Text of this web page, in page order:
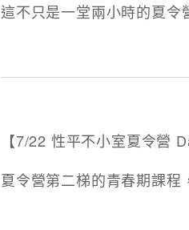
這不只是一堂兩小時的夏令
【7/22 性平不小室夏令營
夏令營第二梯的青春期課程